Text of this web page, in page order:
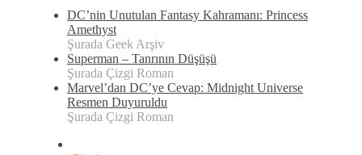
DC’nin Unutulan Fantasy Kahramanı: Princess
Amethyst
Şurada Geek Arşiv
Superman – Tanrının Düşüşü
Şurada Çizgi Roman
Marvel’dan DC’ye Cevap: Midnight Universe
Resmen Duyuruldu
Şurada Çizgi Roman